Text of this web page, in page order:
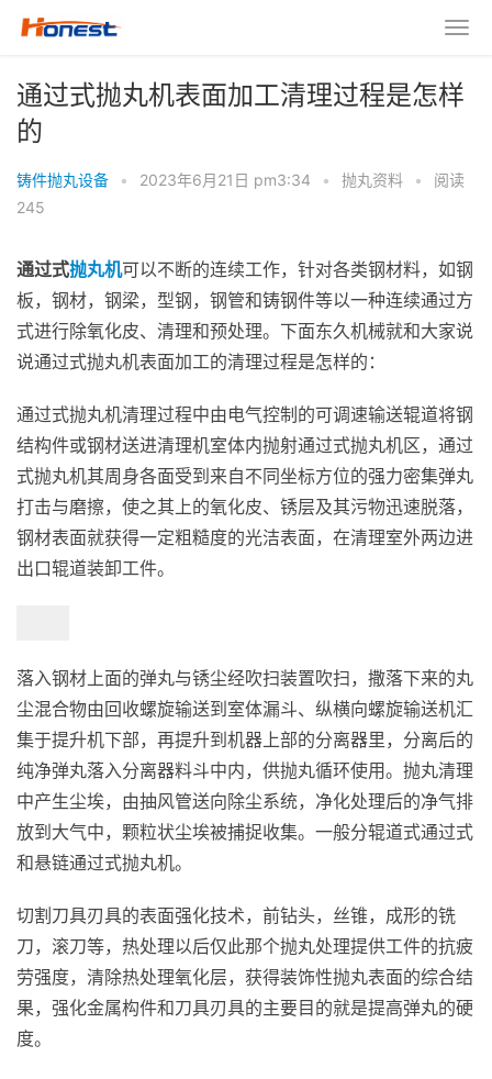
通过式抛丸机表面加工清理过程是怎样
的
铸件抛丸设备 • 2023年6月21日 pm3:34 • 抛丸资料 •
阅读
245
通过式抛丸机可以不断的连续工作，针对各类钢材料，如钢
板，钢材，钢梁，型钢，钢管和铸钢件等以一种连续通过方
式进行除氧化皮、清理和预处理。下面东久机械就和大家说
说通过式抛丸机表面加工的清理过程是怎样的：
通过式抛丸机清理过程中由电气控制的可调速输送辊道将钢
结构件或钢材送进清理机室体内抛射通过式抛丸机区，通过
式抛丸机其周身各面受到来自不同坐标方位的强力密集弹丸
打击与磨擦，使之其上的氧化皮、锈层及其污物迅速脱落，
钢材表面就获得一定粗糙度的光洁表面，在清理室外两边进
出口辊道装卸工件。
落入钢材上面的弹丸与锈尘经吹扫装置吹扫，撒落下来的丸
尘混合物由回收螺旋输送到室体漏斗、纵横向螺旋输送机汇
集于提升机下部，再提升到机器上部的分离器里，分离后的
纯净弹丸落入分离器料斗中内，供抛丸循环使用。抛丸清理
中产生尘埃，由抽风管送向除尘系统，净化处理后的净气排
放到大气中，颗粒状尘埃被捕捉收集。一般分辊道式通过式
和悬链通过式抛丸机。
切割刀具刃具的表面强化技术，前钻头，丝锥，成形的铣
刀，滚刀等，热处理以后仅此那个抛丸处理提供工件的抗疲
劳强度，清除热处理氧化层，获得装饰性抛丸表面的综合结
果，强化金属构件和刀具刃具的主要目的就是提高弹丸的硬
度。